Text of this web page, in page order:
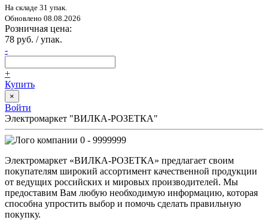
На складе 31 упак.
Обновлено 08.08.2026
Розничная цена:
78 руб. / упак.
-
+
Купить
×
Войти
Электромаркет "ВИЛКА-РОЗЕТКА"
0 - 9999999
Электромаркет «ВИЛКА-РОЗЕТКА» предлагает своим
покупателям широкий ассортимент качественной продукции
от ведущих российских и мировых производителей. Мы
предоставим Вам любую необходимую информацию, которая
способна упростить выбор и помочь сделать правильную
покупку.